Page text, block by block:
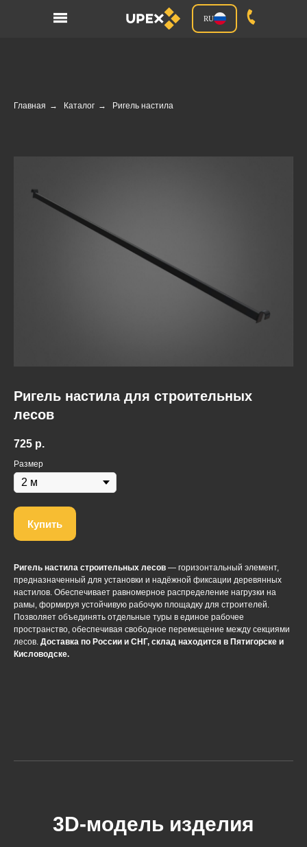
RU
Главная → Каталог → Ригель настила
Ригель настила для строительных
лесов
725 р.
Размер
Купить
Ригель настила строительных лесов — горизонтальный элемент,
предназначенный для установки и надёжной фиксации деревянных
настилов. Обеспечивает равномерное распределение нагрузки на
рамы, формируя устойчивую рабочую площадку для строителей.
Позволяет объединять отдельные туры в единое рабочее
пространство, обеспечивая свободное перемещение между секциями
лесов. Доставка по России и СНГ, склад находится в Пятигорске и
Кисловодске.
3D-модель изделия